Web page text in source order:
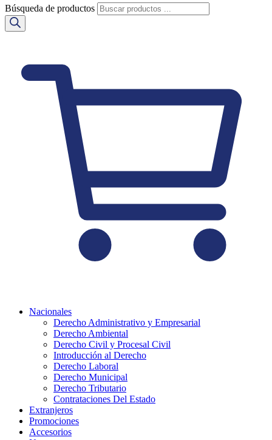
Búsqueda de productos
Nacionales
Derecho Administrativo y Empresarial
Derecho Ambiental
Derecho Civil y Procesal Civil
Introducción al Derecho
Derecho Laboral
Derecho Municipal
Derecho Tributario
Contrataciones Del Estado
Extranjeros
Promociones
Accesorios